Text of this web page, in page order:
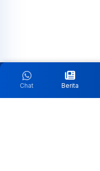
Follow
Chat Berita